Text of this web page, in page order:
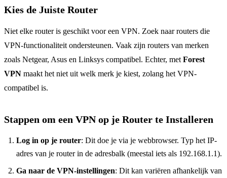
Kies de Juiste Router
Niet elke router is geschikt voor een VPN. Zoek naar routers die
VPN-functionaliteit ondersteunen. Vaak zijn routers van merken
zoals Netgear, Asus en Linksys compatibel. Echter, metForest
VPN maakt het niet uit welk merk je kiest, zolang het VPN-
compatibel is.
Stappen om een VPN op je Router te Installeren
Log in op je router: Dit doe je via je webbrowser. Typ het IP-
adres van je router in de adresbalk (meestal iets als 192.168.1.1).
Ga naar de VPN-instellingen: Dit kan variëren afhankelijk van